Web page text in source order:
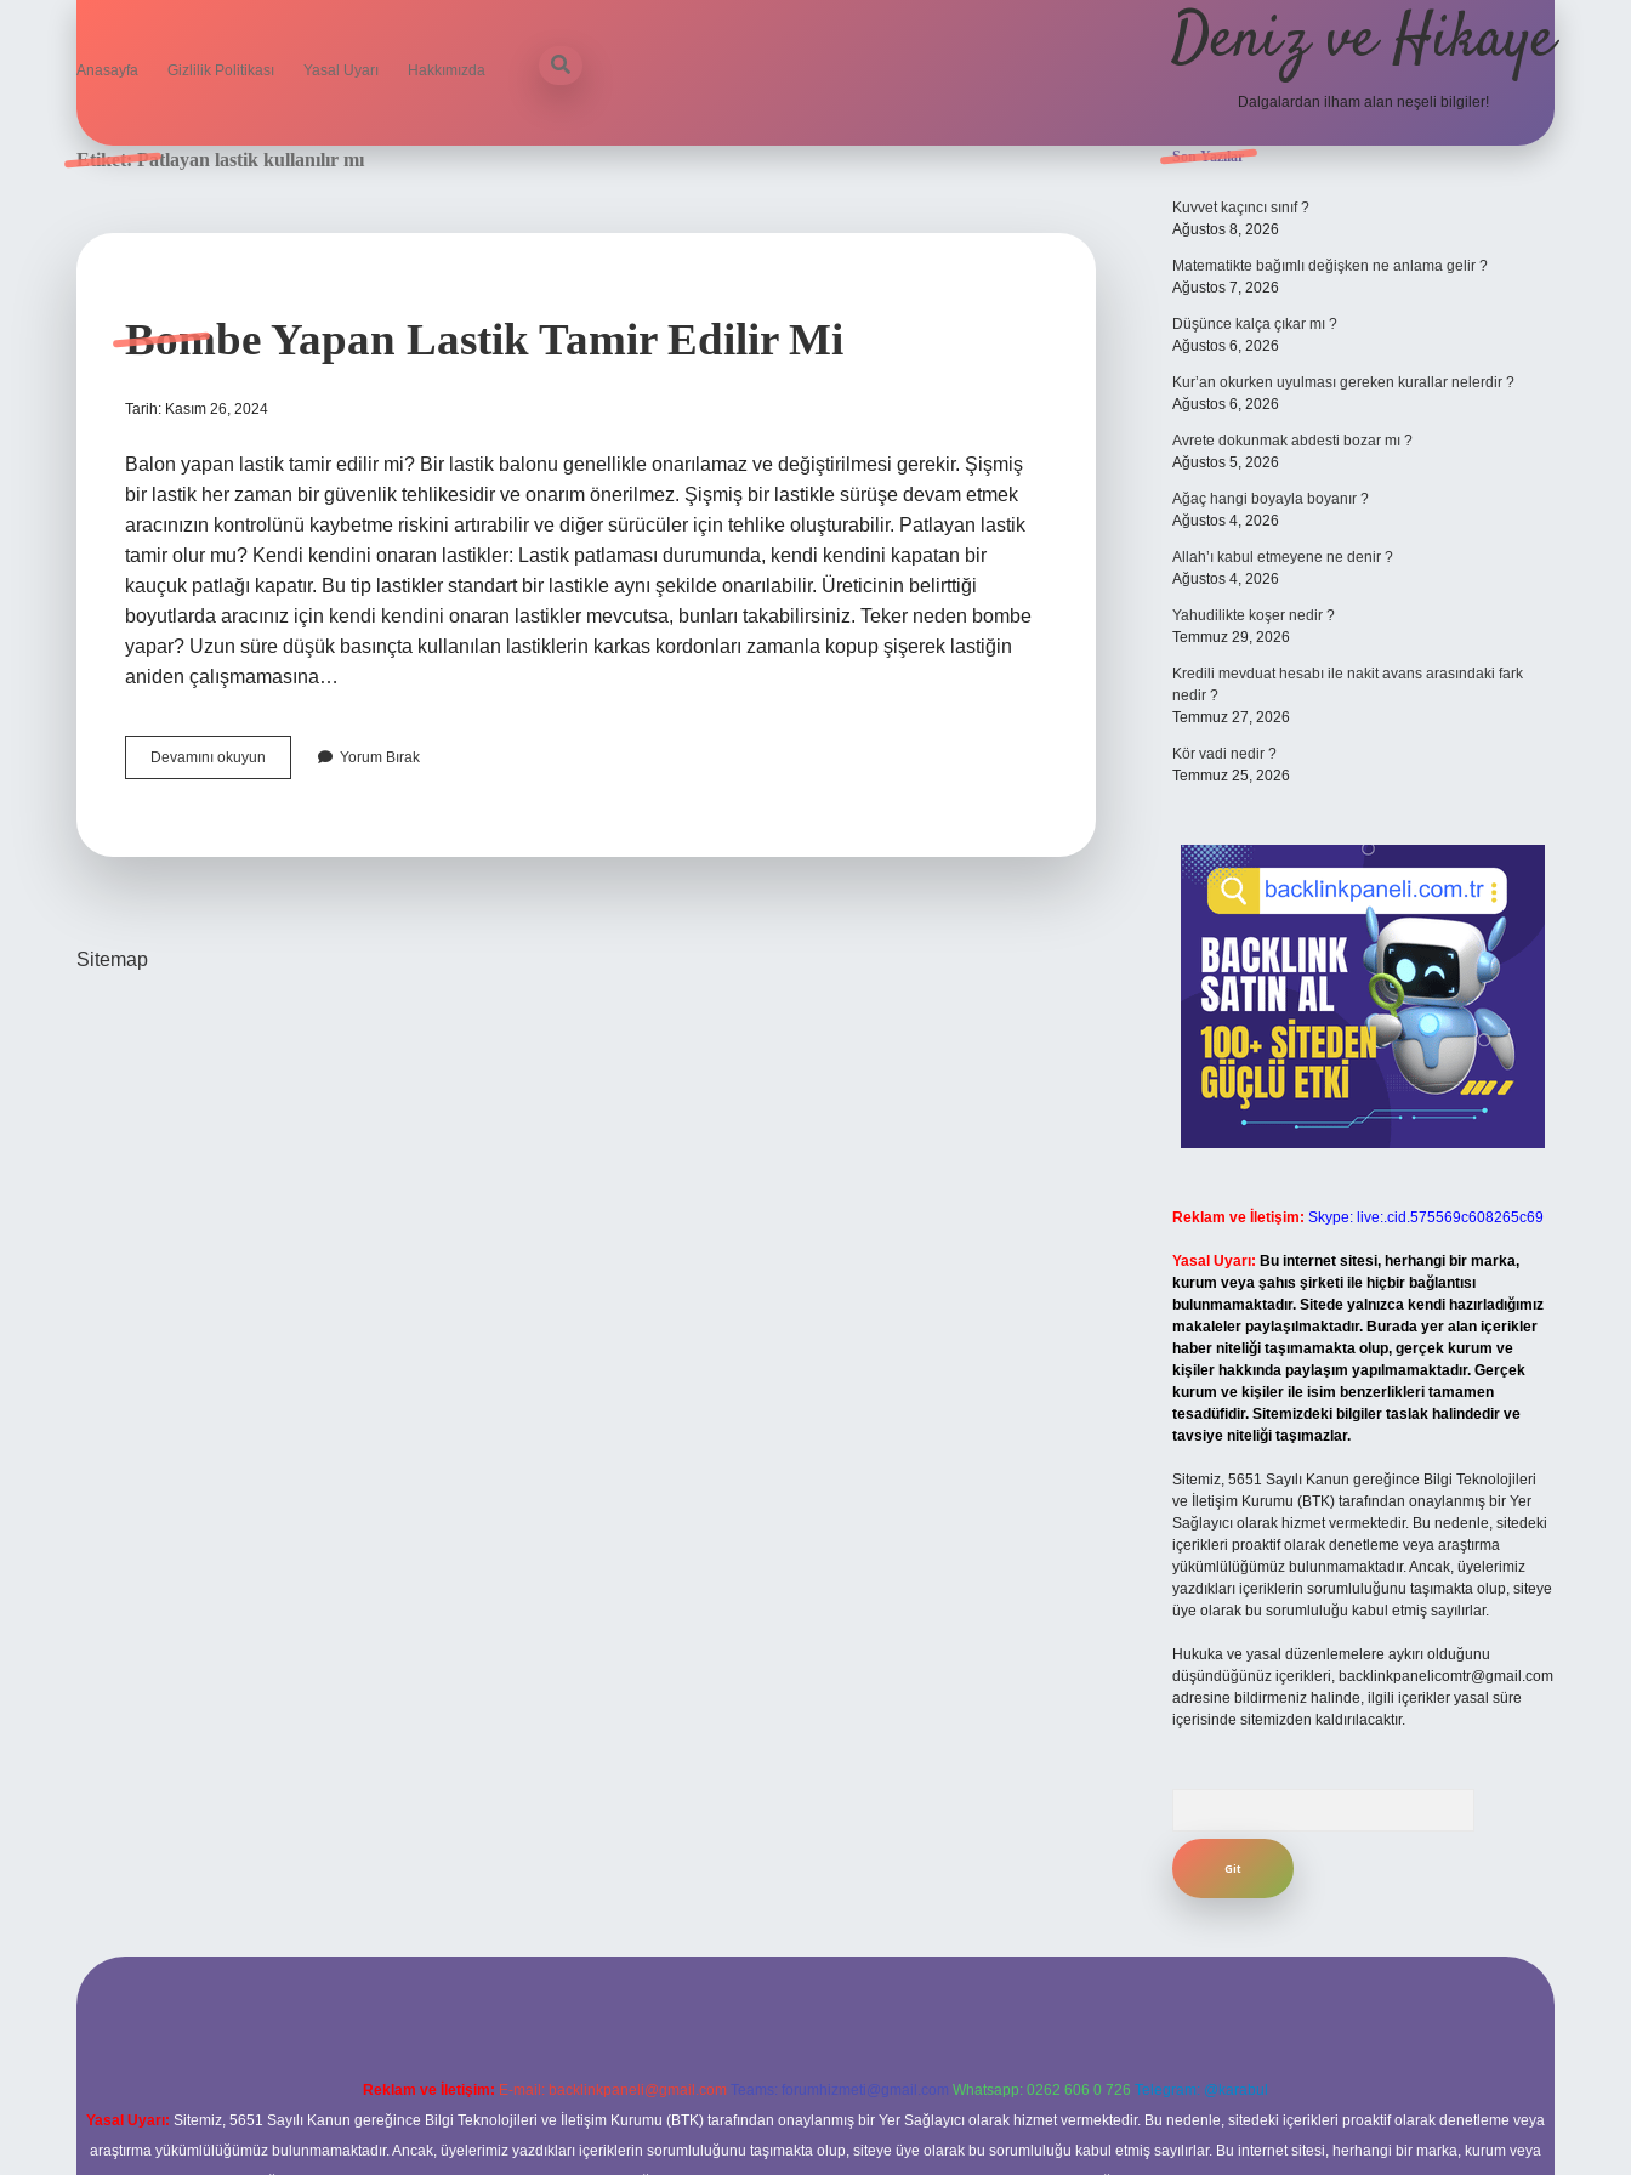
Anasayfa Gizlilik Politikası Yasal Uyarı Hakkımızda Deniz ve Hikaye
Dalgalardan ilham alan neşeli bilgiler!
Etiket:Patlayan lastik kullanılır mı
Bombe Yapan Lastik Tamir Edilir Mi
Tarih: Kasım 26, 2024
Balon yapan lastik tamir edilir mi? Bir lastik balonu genellikle onarılamaz ve değiştirilmesi gerekir. Şişmiş
bir lastik her zaman bir güvenlik tehlikesidir ve onarım önerilmez. Şişmiş bir lastikle sürüşe devam etmek
aracınızın kontrolünü kaybetme riskini artırabilir ve diğer sürücüler için tehlike oluşturabilir. Patlayan lastik
tamir olur mu? Kendi kendini onaran lastikler: Lastik patlaması durumunda, kendi kendini kapatan bir
kauçuk patlağı kapatır. Bu tip lastikler standart bir lastikle aynı şekilde onarılabilir. Üreticinin belirttiği
boyutlarda aracınız için kendi kendini onaran lastikler mevcutsa, bunları takabilirsiniz. Teker neden bombe
yapar? Uzun süre düşük basınçta kullanılan lastiklerin karkas kordonları zamanla kopup şişerek lastiğin
aniden çalışmamasına…
Devamını okuyun
Yapan
Yorum Bırak
Sitemap
Sidebar
Son Yazılar
Kuvvet kaçıncı sınıf ?
Ağustos 8, 2026
Matematikte bağımlı değişken ne anlama gelir ?
Ağustos 7, 2026
Düşünce kalça çıkar mı ?
Ağustos 6, 2026
Kur’an okurken uyulması gereken kurallar nelerdir ?
Ağustos 6, 2026
Avrete dokunmak abdesti bozar mı ?
Ağustos 5, 2026
Ağaç hangi boyayla boyanır ?
Ağustos 4, 2026
Allah’ı kabul etmeyene ne denir ?
Ağustos 4, 2026
Yahudilikte koşer nedir ?
Temmuz 29, 2026
Kredili mevduat hesabı ile nakit avans arasındaki fark
nedir ?
Temmuz 27, 2026
Kör vadi nedir ?
Temmuz 25, 2026
Reklam ve İletişim: Skype: live:.cid.575569c608265c69
Yasal Uyarı: Bu internet sitesi, herhangi bir marka,
kurum veya şahıs şirketi ile hiçbir bağlantısı
bulunmamaktadır. Sitede yalnızca kendi hazırladığımız
makaleler paylaşılmaktadır. Burada yer alan içerikler
haber niteliği taşımamakta olup, gerçek kurum ve
kişiler hakkında paylaşım yapılmamaktadır. Gerçek
kurum ve kişiler ile isim benzerlikleri tamamen
tesadüfidir. Sitemizdeki bilgiler taslak halindedir ve
tavsiye niteliği taşımazlar.
Sitemiz, 5651 Sayılı Kanun gereğince Bilgi Teknolojileri
ve İletişim Kurumu (BTK) tarafından onaylanmış bir Yer
Sağlayıcı olarak hizmet vermektedir. Bu nedenle, sitedeki
içerikleri proaktif olarak denetleme veya araştırma
yükümlülüğümüz bulunmamaktadır. Ancak, üyelerimiz
yazdıkları içeriklerin sorumluluğunu taşımakta olup, siteye
üye olarak bu sorumluluğu kabul etmiş sayılırlar.
Hukuka ve yasal düzenlemelere aykırı olduğunu
düşündüğünüz içerikleri, backlinkpanelicomtr@gmail.com
adresine bildirmeniz halinde, ilgili içerikler yasal süre
içerisinde sitemizden kaldırılacaktır.
ilbet yeni giriş
Reklam ve İletişim: E-mail: backlinkpaneli@gmail.com Teams: forumhizmeti@gmail.com Whatsapp: 0262 606 0 726 Telegram: @karabul
Yasal Uyarı: Sitemiz, 5651 Sayılı Kanun gereğince Bilgi Teknolojileri ve İletişim Kurumu (BTK) tarafından onaylanmış bir Yer Sağlayıcı olarak hizmet vermektedir. Bu nedenle, sitedeki içerikleri proaktif olarak denetleme veya
araştırma yükümlülüğümüz bulunmamaktadır. Ancak, üyelerimiz yazdıkları içeriklerin sorumluluğunu taşımakta olup, siteye üye olarak bu sorumluluğu kabul etmiş sayılırlar. Bu internet sitesi, herhangi bir marka, kurum veya